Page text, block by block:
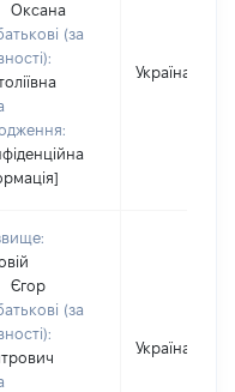
Оксана
(за
Україна
Єгор
(за
Україна